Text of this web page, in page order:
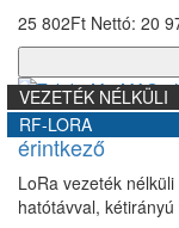
25 802Ft Nettó: 20
VEZETÉK NÉLKÜLI
RF-LORA
Trikdis M4-
érintkező
LoRa vezeték
hatótávval,